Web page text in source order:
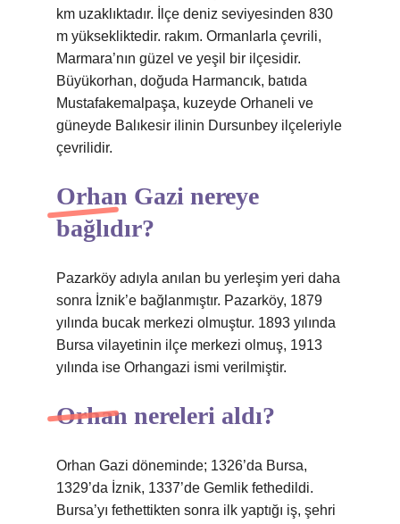
km uzaklıktadır. İlçe deniz seviyesinden 830
m yüksekliktedir. rakım. Ormanlarla çevrili,
Marmara’nın güzel ve yeşil bir ilçesidir.
Büyükorhan, doğuda Harmancık, batıda
Mustafakemalpaşa, kuzeyde Orhaneli ve
güneyde Balıkesir ilinin Dursunbey ilçeleriyle
çevrilidir.
Orhan Gazi nereye
bağlıdır?
Pazarköy adıyla anılan bu yerleşim yeri daha
sonra İznik’e bağlanmıştır. Pazarköy, 1879
yılında bucak merkezi olmuştur. 1893 yılında
Bursa vilayetinin ilçe merkezi olmuş, 1913
yılında ise Orhangazi ismi verilmiştir.
Orhan nereleri aldı?
Orhan Gazi döneminde; 1326’da Bursa,
1329’da İznik, 1337’de Gemlik fethedildi.
Bursa’yı fethettikten sonra ilk yaptığı iş, şehri